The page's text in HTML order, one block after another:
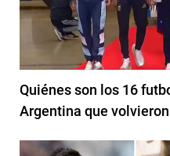
Quiénes son los 16
Argentina que